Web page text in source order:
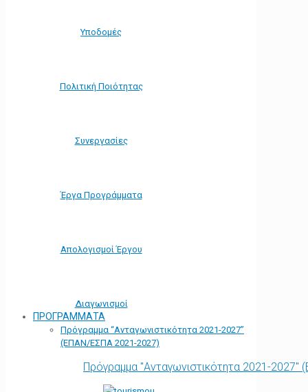
Υποδομές
Πολιτική Ποιότητας
Συνεργασίες
Έργα Προγράμματα
Απολογισμοί Έργου
Διαγωνισμοί
ΠΡΟΓΡΑΜΜΑΤΑ
Πρόγραμμα “Ανταγωνιστικότητα 2021-2027”
(ΕΠΑΝ/ΕΣΠΑ 2021-2027)
Πρόγραμμα "Ανταγωνιστικότητα 2021-